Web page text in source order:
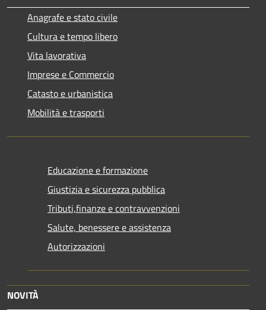
Anagrafe e stato civile
Cultura e tempo libero
Vita lavorativa
Imprese e Commercio
Catasto e urbanistica
Mobilità e trasporti
Educazione e formazione
Giustizia e sicurezza pubblica
Tributi,finanze e contravvenzioni
Salute, benessere e assistenza
Autorizzazioni
NOVITÀ